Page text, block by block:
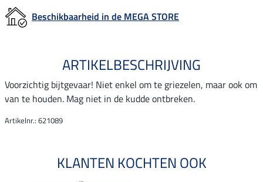
Beschikbaarheid in de MEGA STORE
ARTIKELBESCHRIJVING
Voorzichtig bijtgevaar! Niet enkel om te griezelen, maar ook om
van te houden. Mag niet in de kudde ontbreken.
Artikelnr.: 621089
KLANTEN KOCHTEN OOK